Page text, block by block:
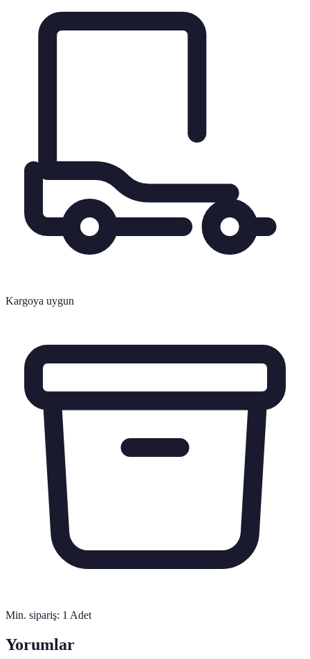
Kargoya uygun
Min. sipariş: 1 Adet
Yorumlar